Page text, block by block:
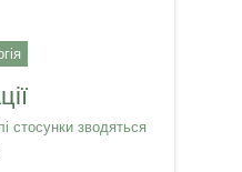
стосунки зводяться